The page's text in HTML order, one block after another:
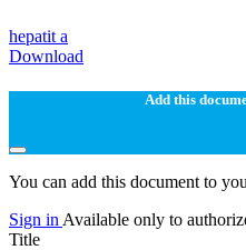
hepatit a
Download
Add this
You can add this document to
Sign in Available only to
Title